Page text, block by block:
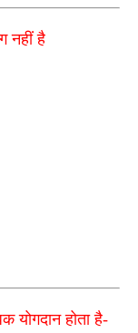
नहीं है
योगदान होता है-